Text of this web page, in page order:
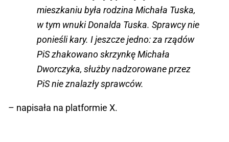
mieszkaniu była rodzina Michała Tuska,
w tym wnuki Donalda Tuska. Sprawcy nie
ponieśli kary. I jeszcze jedno: za rządów
PiS zhakowano skrzynkę Michała
Dworczyka, służby nadzorowane przez
PiS nie znalazły sprawców.
– napisała na platformie X.